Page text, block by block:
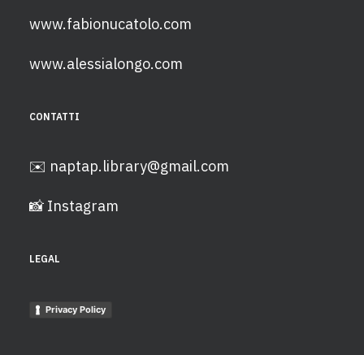
www.fabionucatolo.com
www.alessialongo.com
CONTATTI
✉️ naptap.library@gmail.com
📸 Instagram
LEGAL
Privacy Policy